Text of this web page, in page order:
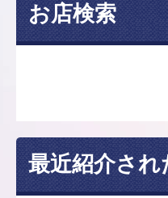
お店検索
最近紹介され